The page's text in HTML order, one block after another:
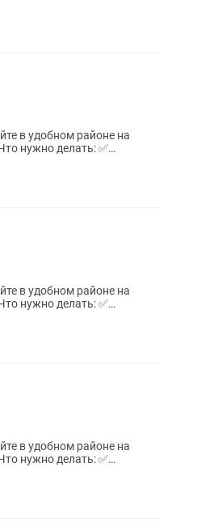
в удобном районе на
нужно делать: ✅
в удобном районе на
нужно делать: ✅
в удобном районе на
нужно делать: ✅